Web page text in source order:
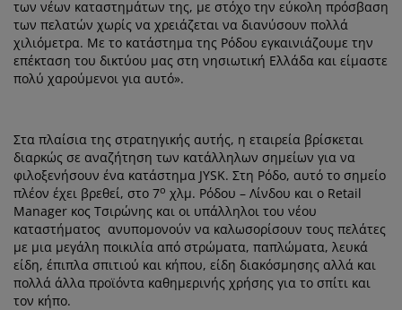
των νέων καταστημάτων της, με στόχο την εύκολη πρόσβαση
των πελατών χωρίς να χρειάζεται να διανύσουν πολλά
χιλιόμετρα. Με το κατάστημα της Ρόδου εγκαινιάζουμε την
επέκταση του δικτύου μας στη νησιωτική Ελλάδα και είμαστε
πολύ χαρούμενοι για αυτό».
Στα πλαίσια της στρατηγικής αυτής, η εταιρεία βρίσκεται
διαρκώς σε αναζήτηση των κατάλληλων σημείων για να
φιλοξενήσουν ένα κατάστημα JYSK. Στη Ρόδο, αυτό το σημείο
πλέον έχει βρεθεί, στο 7ο χλμ. Ρόδου – Λίνδου και ο Retail
Manager κος Τσιρώνης και οι υπάλληλοι του νέου
καταστήματος ανυπομονούν να καλωσορίσουν τους πελάτες
με μια μεγάλη ποικιλία από στρώματα, παπλώματα, λευκά
είδη, έπιπλα σπιτιού και κήπου, είδη διακόσμησης αλλά και
πολλά άλλα προϊόντα καθημερινής χρήσης για το σπίτι και
τον κήπο.